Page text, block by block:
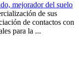
mejorador del suelo
de sus
de contactos con
para la ...